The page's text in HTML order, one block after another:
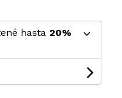
hasta 20%